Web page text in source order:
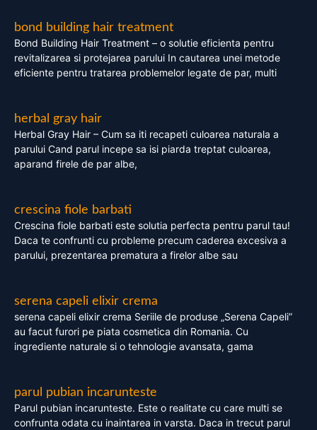
bond building hair treatment
Bond Building Hair Treatment – o solutie eficienta pentru
revitalizarea si protejarea parului In cautarea unei metode
eficiente pentru tratarea problemelor legate de par, multi
herbal gray hair
Herbal Gray Hair – Cum sa iti recapeti culoarea naturala a
parului Cand parul incepe sa isi piarda treptat culoarea,
aparand firele de par albe,
crescina fiole barbati
Crescina fiole barbati este solutia perfecta pentru parul tau!
Daca te confrunti cu probleme precum caderea excesiva a
parului, prezentarea prematura a firelor albe sau
serena capeli elixir crema
serena capeli elixir crema Seriile de produse „Serena Capeli”
au facut furori pe piata cosmetica din Romania. Cu
ingrediente naturale si o tehnologie avansata, gama
parul pubian incarunteste
Parul pubian incarunteste. Este o realitate cu care multi se
confrunta odata cu inaintarea in varsta. Daca in trecut parul